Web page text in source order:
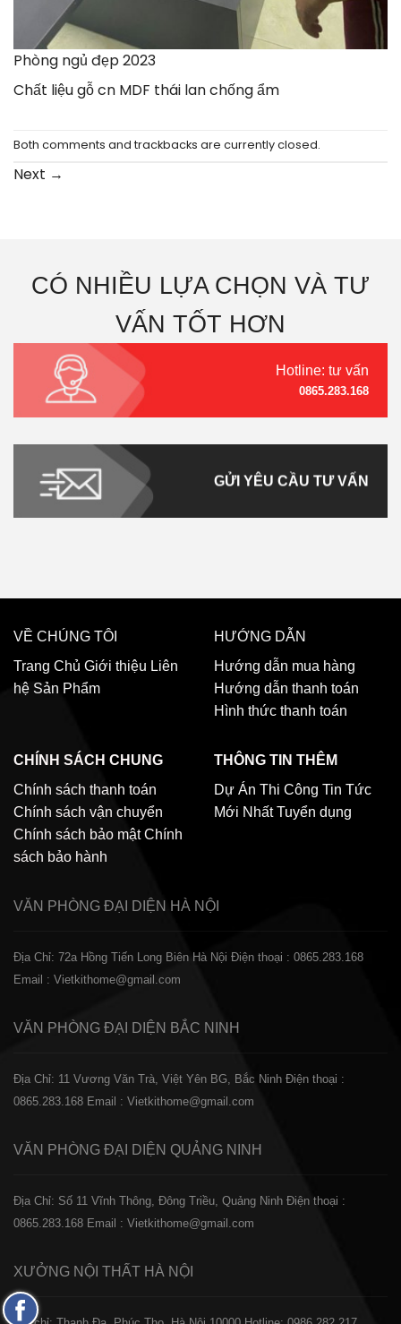
Phòng ngủ đẹp 2023
Chất liệu gỗ cn MDF thái lan chống ẩm
Both comments and trackbacks are currently closed.
Next →
CÓ NHIỀU LỰA CHỌN VÀ TƯ
VẤN TỐT HƠN
Hotline: tư vấn
0865.283.168
GỬI YÊU CẦU TƯ VẤN
VỀ CHÚNG TÔI
Trang Chủ Giới thiệu Liên
hệ Sản Phẩm
HƯỚNG DẪN
Hướng dẫn mua hàng
Hướng dẫn thanh toán
Hình thức thanh toán
CHÍNH SÁCH CHUNG
Chính sách thanh toán
Chính sách vận chuyển
Chính sách bảo mật Chính
sách bảo hành
THÔNG TIN THÊM
Dự Án Thi Công Tin Tức
Mới Nhất Tuyển dụng
VĂN PHÒNG ĐẠI DIỆN HÀ NỘI
Địa Chỉ: 72a Hồng Tiến Long Biên Hà Nội Điện thoại : 0865.283.168
Email : Vietkithome@gmail.com
VĂN PHÒNG ĐẠI DIỆN BẮC NINH
Địa Chỉ: 11 Vương Văn Trà, Việt Yên BG, Bắc Ninh Điện thoại :
0865.283.168 Email : Vietkithome@gmail.com
VĂN PHÒNG ĐẠI DIỆN QUẢNG NINH
Địa Chỉ: Số 11 Vĩnh Thông, Đông Triều, Quảng Ninh Điện thoại :
0865.283.168 Email : Vietkithome@gmail.com
XƯỞNG NỘI THẤT HÀ NỘI
Fanpage